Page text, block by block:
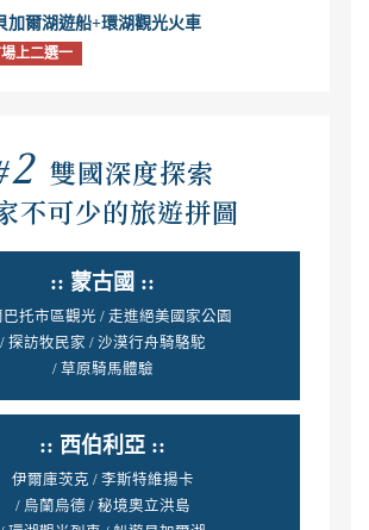
加爾湖遊船+環湖觀光火車
場上二選一
2 雙國深度探索
不可少的旅遊拼圖
:: 蒙古國 ::
巴托市區觀光 / 走進絕美國家公園
/ 探訪牧民家 / 沙漠行舟騎駱駝
/ 草原騎馬體驗
:: 西伯利亞 ::
伊爾庫茨克 / 李斯特維揚卡
/ 烏蘭烏德 / 秘境奧立洪島